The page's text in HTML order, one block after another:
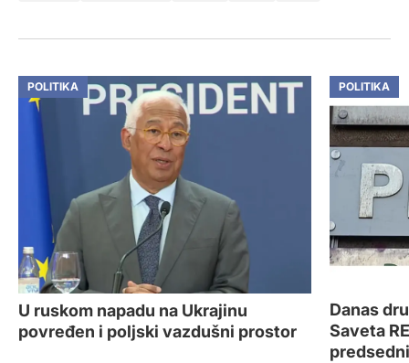
POLITIKA
U ruskom napadu na Ukrajinu
povređen i poljski vazdušni prostor
POLITIKA
Danas
Saveta